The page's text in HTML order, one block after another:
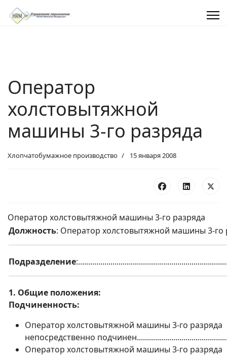
Оператор
холстовытяжной
машины 3-го разряда
Хлопчатобумажное производство 15 января 2008
Оператор холстовытяжной машины 3-го разряда
Должность: Оператор холстовытяжной машины 3-го
Подразделение
1. Общие положения:
Подчиненность:
Оператор холстовытяжной машины 3-го разряда
непосредственно
Оператор холстовытяжной машины 3-го разряда